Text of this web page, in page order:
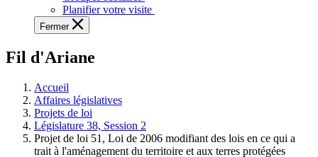
apprendre
et
à
à
législative.
Planifier votre visite
Fermer
Fil d'Ariane
Accueil
Affaires législatives
Projets de loi
Législature 38, Session 2
Projet de loi 51, Loi de 2006 modifiant des lois en ce qui a
trait à l'aménagement du territoire et aux terres protégées